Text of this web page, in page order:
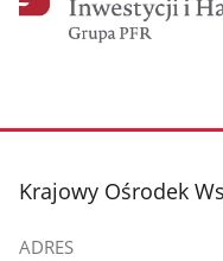
zdjęcie
galerii.
stopka
Krajowy Ośrodek
ADRES